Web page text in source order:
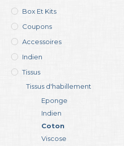
Box Et Kits
Coupons
Accessoires
Indien
Tissus
Tissus d'habillement
Eponge
Indien
Coton
Viscose